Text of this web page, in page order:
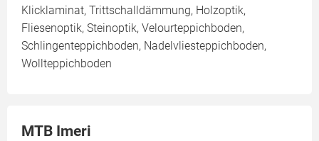
Klicklaminat, Trittschalldämmung, Holzoptik,
Fliesenoptik, Steinoptik, Velourteppichboden,
Schlingenteppichboden, Nadelvliesteppichboden,
Wollteppichboden
MTB Imeri